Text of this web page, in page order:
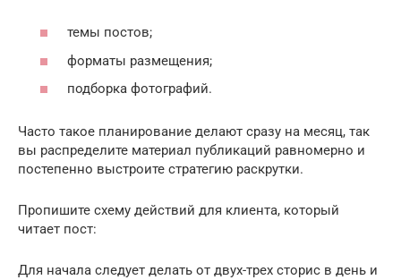
темы постов;
форматы размещения;
подборка фотографий.
Часто такое планирование делают сразу на месяц, так
вы распределите материал публикаций равномерно и
постепенно выстроите стратегию раскрутки.
Пропишите схему действий для клиента, который
читает пост:
Для начала следует делать от двух-трех сторис в день и